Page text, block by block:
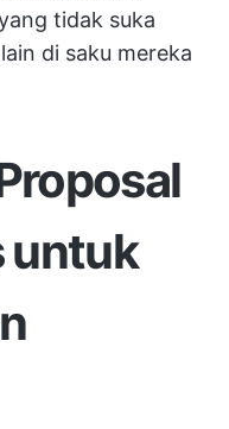
tidak suka
di saku mereka
untuk